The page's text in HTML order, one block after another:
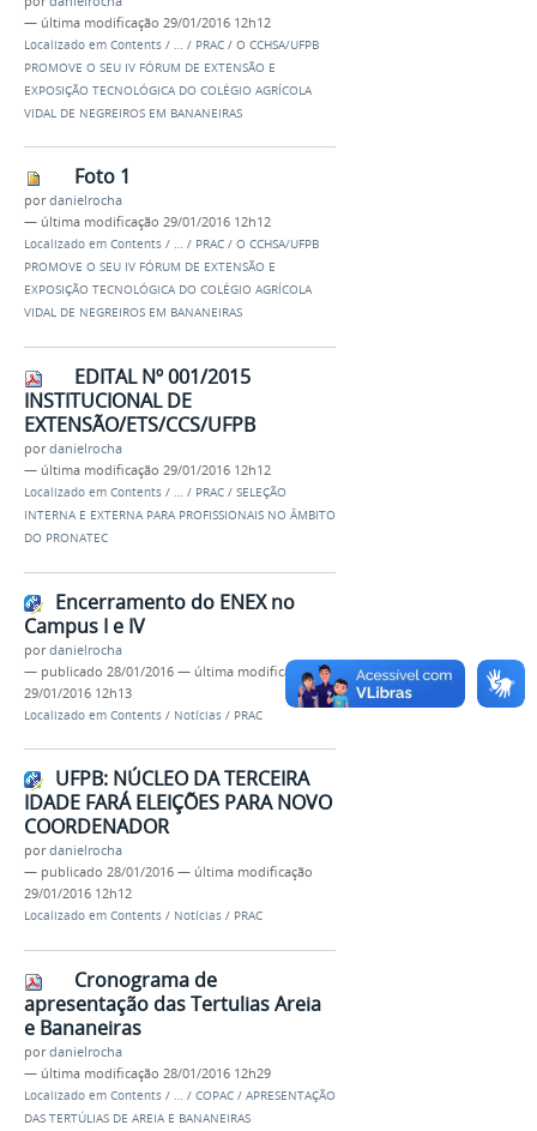
— última modificação 29/01/2016 12h12
Localizado em Contents / / PRAC / O CCHSA/UFPB
PROMOVE O SEU IV FÓRUM DE EXTENSÃO E
EXPOSIÇÃO TECNOLÓGICA DO COLÉGIO AGRÍCOLA
VIDAL DE NEGREIROS EM BANANEIRAS
Foto 1
pordanielrocha
— última modificação 29/01/2016 12h12
Localizado em Contents / … / PRAC / O CCHSA/UFPB
PROMOVE O SEU IV FÓRUM DE EXTENSÃO E
EXPOSIÇÃO TECNOLÓGICA DO COLÉGIO AGRÍCOLA
VIDAL DE NEGREIROS EM BANANEIRAS
EDITAL Nº 001/2015
INSTITUCIONAL DE
EXTENSÃO/ETS/CCS/UFPB
pordanielrocha
— última modificação 29/01/2016 12h12
Localizado em Contents / … / PRAC / SELEÇÃO
INTERNA E EXTERNA PARA PROFISSIONAIS NO ÂMBITO
DO PRONATEC
Encerramento do ENEX no
Campus I e IV
pordanielrocha
— publicado 28/01/2016 — última modificação
29/01/2016 12h13
Localizado em Contents / Notícias / PRAC
UFPB: NÚCLEO DA TERCEIRA
IDADE FARÁ ELEIÇÕES PARA NOVO
COORDENADOR
pordanielrocha
— publicado 28/01/2016 — última modificação
29/01/2016 12h12
Localizado em Contents / Notícias / PRAC
Cronograma de
apresentação das Tertulias Areia
e Bananeiras
pordanielrocha
— última modificação 28/01/2016 12h29
Localizado em Contents / … / COPAC / APRESENTAÇÃO
DAS TERTÚLIAS DE AREIA E BANANEIRAS